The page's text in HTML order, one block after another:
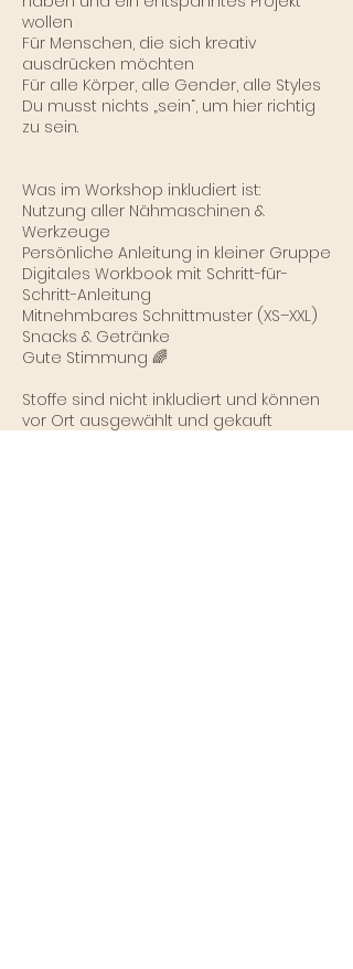
wollen
Für Menschen, die sich kreativ
ausdrücken möchten
Für alle Körper, alle Gender, alle Styles
Du musst nichts „sein“, um hier richtig
zu sein.
Was im Workshop inkludiert ist:
Nutzung aller Nähmaschinen &
Werkzeuge
Persönliche Anleitung in kleiner Gruppe
Digitales Workbook mit Schritt-für-
Schritt-Anleitung
Mitnehmbares Schnittmuster (XS–XXL)
Snacks & Getränke
Gute Stimmung 🌈
Stoffe sind nicht inkludiert und können
vor Ort ausgewählt und gekauft